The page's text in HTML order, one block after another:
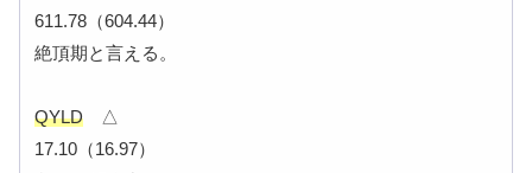
611.78（604.44）
絶頂期と言える。
QYLD △
17.10（16.97）